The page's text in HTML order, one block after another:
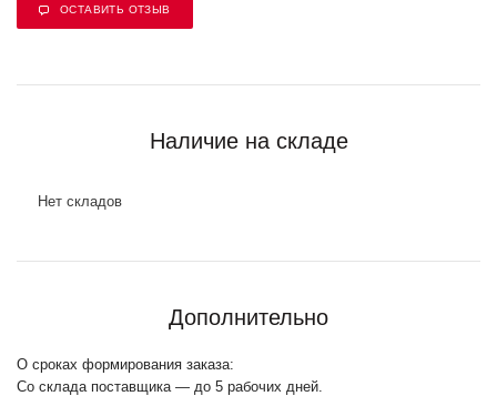
ОСТАВИТЬ ОТЗЫВ
Наличие на складе
Нет складов
Дополнительно
О сроках формирования заказа:
Со склада поставщика — до 5 рабочих дней.